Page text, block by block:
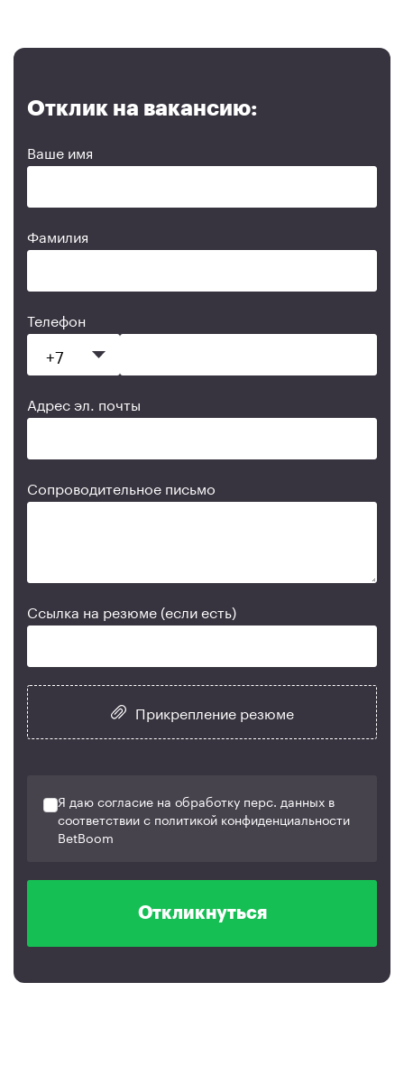
Отклик на вакансию:
Ваше имя
Фамилия
Телефон
Адрес эл. почты
Сопроводительное письмо
Ссылка на резюме (если есть)
Прикрепление резюме
Я даю согласие на обработку перс. данных в
соответствии с политикой конфиденциальности
BetBoom
Откликнуться